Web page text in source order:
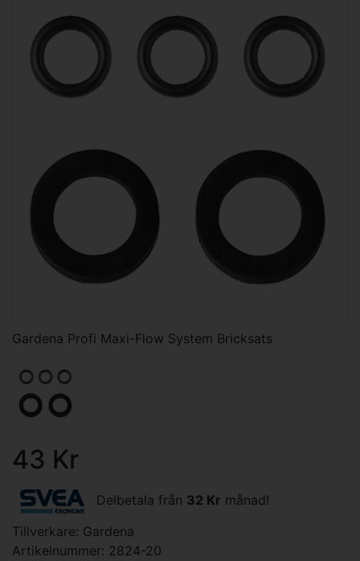
Gardena Profi Maxi-Flow System Bricksats
43 Kr
Delbetala från 32 Kr månad!
Tillverkare: Gardena
Artikelnummer: 2824-20